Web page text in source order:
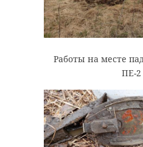
Работы на месте
ПЕ-2